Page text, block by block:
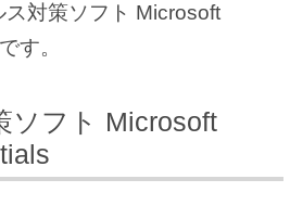
対策ソフト Microsoft
す。
ソフト Microsoft